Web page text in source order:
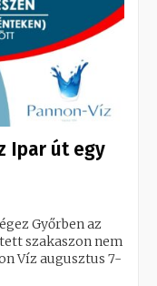
Ipar út egy
Győrben az
szakaszon nem
Víz augusztus 7-